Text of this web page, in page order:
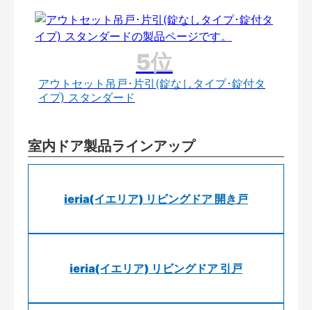
アウトセット吊戸･片引(錠なしタイプ･錠付タ
イプ) スタンダード
室内ドア製品ラインアップ
ieria(イエリア) リビングドア 開き戸
ieria(イエリア) リビングドア 引戸